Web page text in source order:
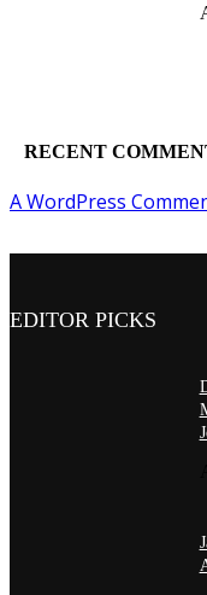
RECENT
A WordPress
EDITOR PICKS